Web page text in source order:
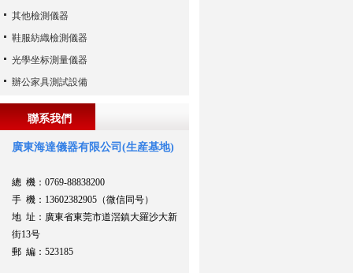
其他檢測儀器
鞋服紡織檢測儀器
光學坐标測量儀器
辦公家具測試設備
聯系我們
廣東海達儀器有限公司(生産基地)
總 機：0769-88838200
手 機：13602382905（微信同号）
地 址：廣東省東莞市道滘鎮大羅沙大新
街13号
郵 編：523185